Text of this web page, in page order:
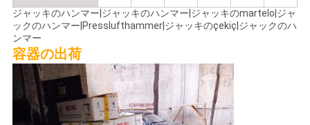
ジャッキのハンマー|ジャッキのハンマー|ジャッキのmartelo|ジャ
ックのハンマー|Presslufthammer|ジャッキのçekiç|ジャックのハ
ンマー
容器の出荷